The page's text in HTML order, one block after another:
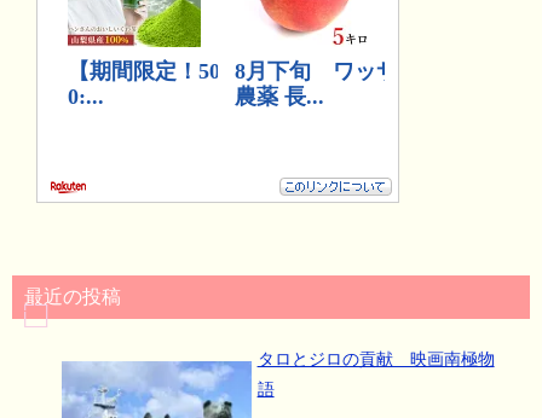
最近の投稿
タロとジロの貢献 映画南極物
語